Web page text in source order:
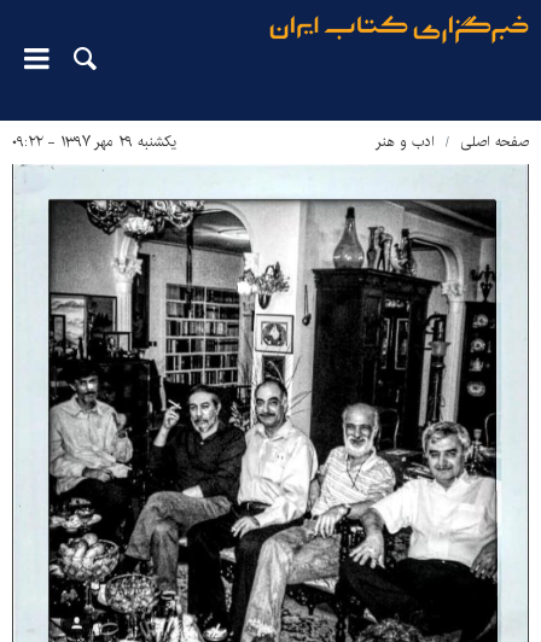
صفحه اصلی ادب و هنر یکشنبه ۲۹ مهر ۱۳۹۷ - ۰۹:۲۲